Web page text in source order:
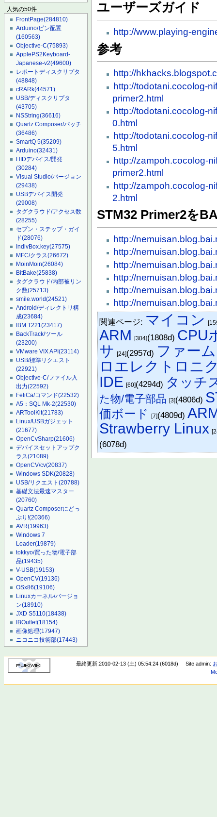
人気の50件
FrontPage(284810)
Arduino/ピン配置
(160563)
Objective-C(75893)
ApplePS2Keyboard-
Japanese-v2(49600)
レポートディスクリプタ
(48848)
cRARk(44571)
USB/ディスクリプタ
(43705)
NSString(36616)
Quartz Composer/パッチ
(36486)
SmartQ 5(35209)
Arduino(32431)
HIDデバイス/開発
(30284)
Visual Studio/バージョン
(29438)
USBデバイス開発
(29008)
タグクラウド/アクセス数
(28255)
セブン・ステップ・ガイ
ド(28076)
IndivBox.key(27575)
MFC/クラス(26672)
MoinMoin(26084)
BitBake(25838)
タグクラウド/内部被リン
ク数(25713)
smile.world(24521)
Android/ディレクトリ構
成(23684)
IBM T221(23417)
BackTrack/ツール
(23200)
VMware VIX API(23114)
USB/標準リクエスト
(22921)
Objective-C/ファイル入
出力(22592)
FeliCa/コマンド(22532)
A5：SQL Mk-2(22530)
ARToolKit(21783)
Linux/USBガジェット
(21677)
OpenCvSharp(21606)
デバイスセットアップク
ラス(21089)
OpenCV/cv(20837)
Windows SDK(20828)
USB/リクエスト(20788)
基礎文法最速マスター
(20760)
Quartz Composerにどっ
ぷり!(20366)
AVR(19963)
Windows 7
Loader(19879)
tokkyo/買った物/電子部
品(19435)
V-USB(19153)
OpenCV(19136)
OSx86(19106)
Linuxカーネル/バージョ
ン(18910)
JXD S5110(18438)
IBOutlet(18154)
画像処理(17947)
ニコニコ技術部(17443)
ユーザーズガイド
http://www.playing-
参考
http://
http://todotani.cocolog-
primer2.html
http://todotani.cocolog-
0.html
http://todotani.cocolog-
5.html
http://zampoh.cocolog-
primer2.html
http://zampoh.cocolog-
2.html
STM32 Primer2を
http://
http://
http://
http://
http://
http://
関連ページ: マイコン
ARM [304](1808d) CPU
サ [24](2957d) ファー
ロエレクトロニ
IDE [60](4294d) タッチ
た物/電子部品 [3](4806d)
価ボード [7](4809d)
Strawberry Linux
(6078d)
最終更新:2010-02-13 (土) 05:54:24 (6018d) Site admin: